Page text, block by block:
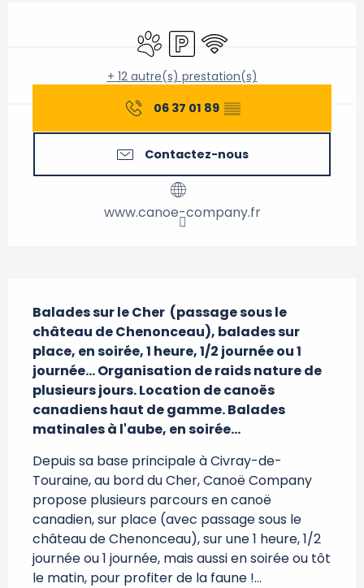
Animaux acceptés
ParkingWiFi
+ 12 autre(s) prestation(s)
06 37 01 89 ▒▒
Contactez-nous
www.canoe-company.fr
Balades sur le Cher  (passage sous le
château de Chenonceau), balades sur
place, en soirée, 1 heure, 1/2 journée ou 1
journée... Organisation de raids nature de
plusieurs jours. Location de canoës
canadiens haut de gamme. Balades
matinales à l'aube, en soirée...
Depuis sa base principale à Civray-de-
Touraine, au bord du Cher, Canoë Company
propose plusieurs parcours en canoë
canadien, sur place (avec passage sous le
château de Chenonceau), sur une 1 heure, 1/2
journée ou 1 journée, mais aussi en soirée ou tôt
le matin, pour profiter de la faune !...